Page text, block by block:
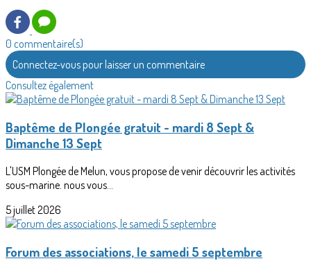
0 commentaire(s)
Connectez-vous pour laisser un commentaire
Consultez également
Baptême de Plongée gratuit - mardi 8 Sept &
Dimanche 13 Sept
L'USM Plongée de Melun, vous propose de venir découvrir les activités
sous-marine. nous vous...
5 juillet 2026
Forum des associations, le samedi 5 septembre